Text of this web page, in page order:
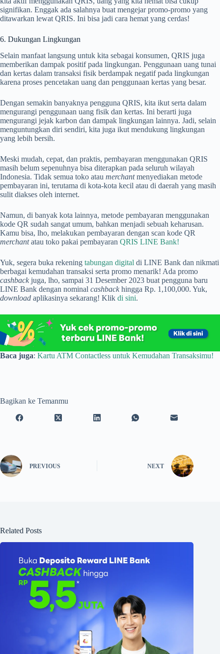
signifikan. Enggak ada salahnya buat mengejar promo-promo yang
ditawarkan lewat QRIS. Ini bisa jadi cara hemat yang cerdas!
6. Dukungan Lingkungan
Selain manfaat langsung untuk kita sebagai konsumen, QRIS juga
memberikan dampak positif pada lingkungan. Penggunaan uang tunai
dan kertas dalam transaksi fisik berdampak negatif pada lingkungan
karena proses pencetakan uang dan penggunaan kertas yang besar.
Dengan semakin banyaknya pengguna QRIS, kita ikut serta dalam
mengurangi penggunaan uang fisik dan kertas. Ini berarti juga
mengurangi jejak karbon dan dampak lingkungan lainnya. Jadi, selain
menguntungkan diri sendiri, kita juga ikut mendukung lingkungan
yang lebih bersih.
Meski mudah, cepat, dan praktis, pembayaran menggunakan QRIS
masih belum sepenuhnya bisa diterapkan pada seluruh wilayah
Indonesia. Tidak semua toko atau merchantmenyediakan metode
pembayaran ini, terutama di kota-kota kecil atau di daerah yang masih
sulit diakses oleh internet.
Namun, di banyak kota lainnya, metode pembayaran menggunakan
kode QR sudah sangat umum, bahkan menjadi sebuah keharusan.
Kamu bisa, lho, melakukan pembayaran dengan scan kode QR
merchantatau toko pakai pembayaran QRIS LINE Bank!
Yuk, segera buka rekening tabungan digital di LINE Bank dan nikmati
berbagai kemudahan transaksi serta promo menarik! Ada promo
cashback juga, lho, sampai 31 Desember 2023 buat pengguna baru
LINE Bank dengan nominal cashback hingga Rp. 1,100,000. Yuk,
download aplikasinya sekarang! Klik di sini.
Baca juga: Kartu ATM Contactless untuk Kemudahan Transaksimu!
Bagikan ke Temanmu
PREVIOUS NEXT
Related Posts